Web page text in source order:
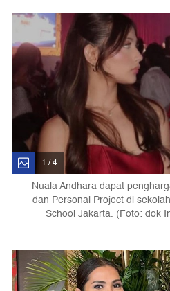
1 / 4
Nuala Andhara dapat
dan Personal Project di
School Jakarta. (Foto: dok